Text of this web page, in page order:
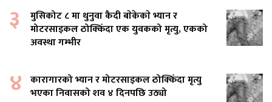
३
मुसिकोट ८ मा थुनुवा कैदी बाेकेकाे भ्यान र
मोटरसाइकल ठोक्किँदा एक युवकको मृत्यु, एकको
अवस्था गम्भीर
४ कारागारको भ्यान र मोटरसाइकल ठोक्किँदा मृत्यु
भएका निवासको शव ४ दिनपछि उठ्यो